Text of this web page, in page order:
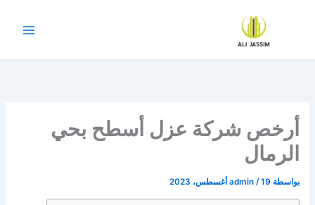
أرخص شركة عزل أسطح بحي
الرمال
بواسطة admin /19 أغسطس، 2023